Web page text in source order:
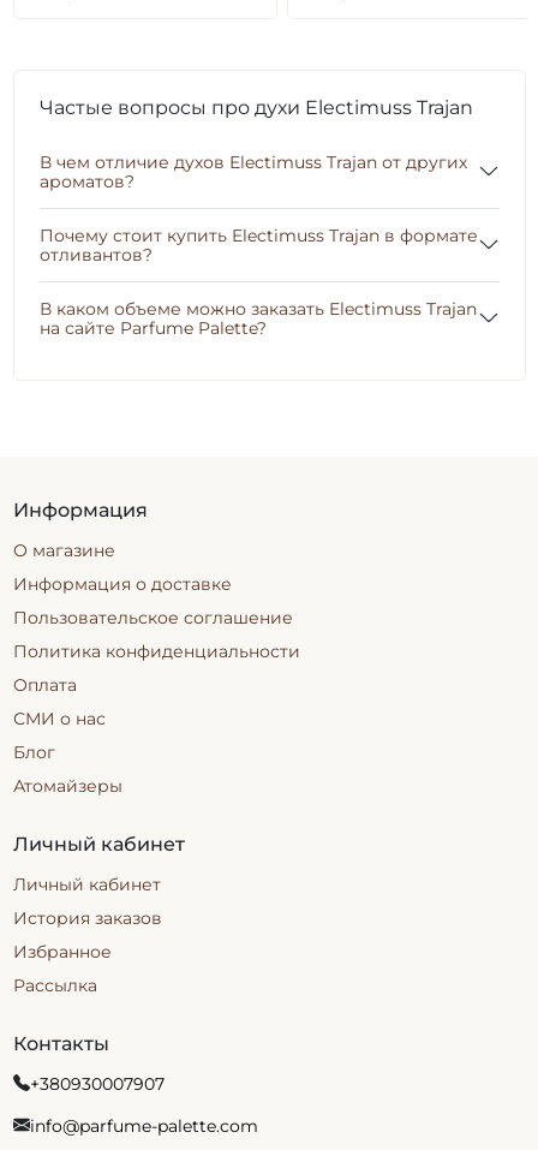
Частые вопросы про духи Electimuss Trajan
В чем отличие духов Electimuss Trajan от других
ароматов?
Почему стоит купить Electimuss Trajan в формате
отливантов?
В каком объеме можно заказать Electimuss Trajan
на сайте Parfume Palette?
Информация
О магазине
Информация о доставке
Пользовательское соглашение
Политика конфиденциальности
Оплата
СМИ о нас
Блог
Атомайзеры
Личный кабинет
Личный кабинет
История заказов
Избранное
Рассылка
Контакты
+380930007907
info@parfume-palette.com